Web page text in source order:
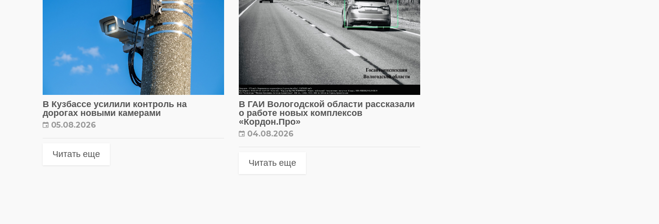
В Кузбассе усилили контроль на
дорогах новыми камерами
05.08.2026
Читать еще
В ГАИ Вологодской области рассказали
о работе новых комплексов
«Кордон.Про»
04.08.2026
Читать еще